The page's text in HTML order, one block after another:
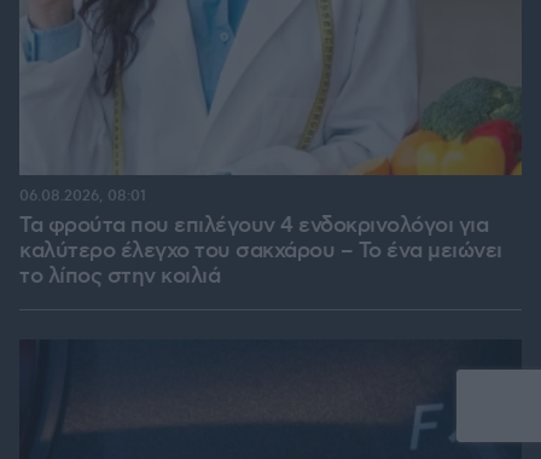
Τα φρούτα που επιλέγουν 4 ενδοκρινολόγοι για
καλύτερο έλεγχο του σακχάρου – Το ένα μειώνει
το λίπος στην κοιλιά
06.08.2026, 08:01